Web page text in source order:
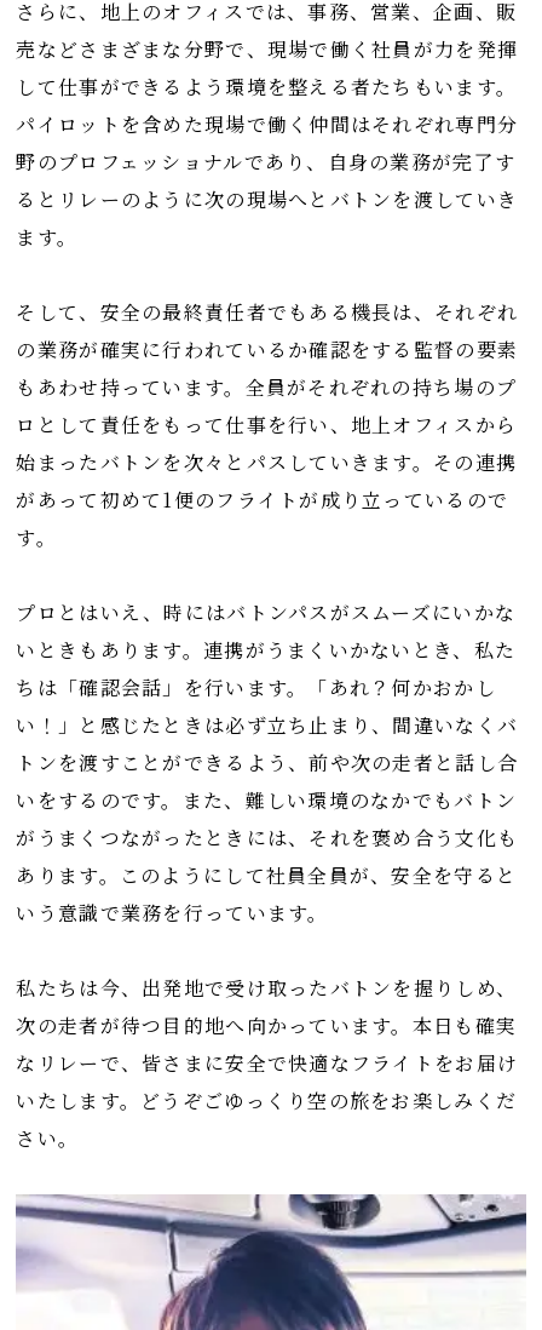
さらに、地上のオフィスでは、事務、営業、企画、販
売などさまざまな分野で、現場で働く社員が力を発揮
して仕事ができるよう環境を整える者たちもいます。
パイロットを含めた現場で働く仲間はそれぞれ専門分
野のプロフェッショナルであり、自身の業務が完了す
るとリレーのように次の現場へとバトンを渡していき
ます。
そして、安全の最終責任者でもある機長は、それぞれ
の業務が確実に行われているか確認をする監督の要素
もあわせ持っています。全員がそれぞれの持ち場のプ
ロとして責任をもって仕事を行い、地上オフィスから
始まったバトンを次々とパスしていきます。その連携
があって初めて1便のフライトが成り立っているので
す。
プロとはいえ、時にはバトンパスがスムーズにいかな
いときもあります。連携がうまくいかないとき、私た
ちは「確認会話」を行います。「あれ？何かおかし
い！」と感じたときは必ず立ち止まり、間違いなくバ
トンを渡すことができるよう、前や次の走者と話し合
いをするのです。また、難しい環境のなかでもバトン
がうまくつながったときには、それを褒め合う文化も
あります。このようにして社員全員が、安全を守ると
いう意識で業務を行っています。
私たちは今、出発地で受け取ったバトンを握りしめ、
次の走者が待つ目的地へ向かっています。本日も確実
なリレーで、皆さまに安全で快適なフライトをお届け
いたします。どうぞごゆっくり空の旅をお楽しみくだ
さい。